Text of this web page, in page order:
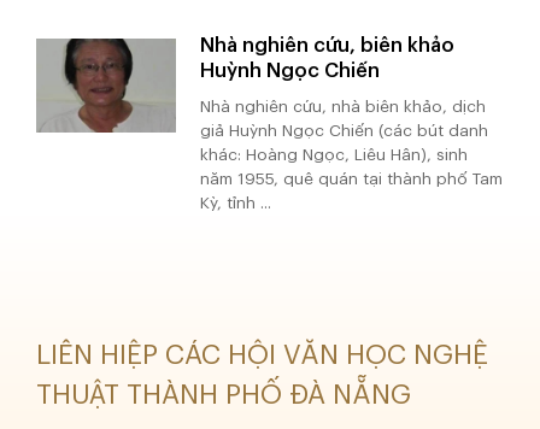
Nhà nghiên cứu, biên khảo
Huỳnh Ngọc Chiến
Nhà nghiên cứu, nhà biên khảo, dịch
giả Huỳnh Ngọc Chiến (các bút danh
khác: Hoàng Ngọc, Liêu Hân), sinh
năm 1955, quê quán tại thành phố Tam
Kỳ, tỉnh ...
LIÊN HIỆP CÁC HỘI VĂN HỌC NGHỆ
THUẬT THÀNH PHỐ ĐÀ NẴNG